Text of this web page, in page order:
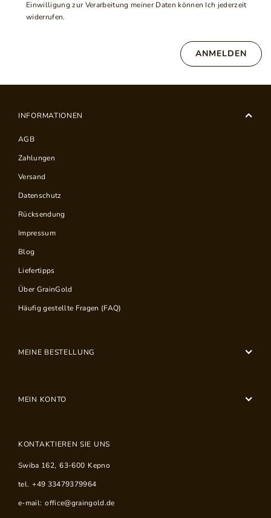
Einwilligung zur Verarbeitung meiner Daten können Ich jederzeit
widerrufen.
ANMELDEN
INFORMATIONEN
AGB
Zahlungen
Versand
Datenschutz
Rücksendung
Impressum
Blog
Liefertipps
Über GrainGold
Häufig gestellte Fragen (FAQ)
MEINE BESTELLUNG
MEIN KONTO
KONTAKTIEREN SIE UNS
Swiba 162, 63-600 Kepno
tel. +49 33479379964
e-mail: office@graingold.de